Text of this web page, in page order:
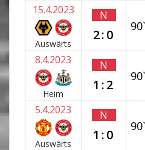
15.4.2023
Auswärts
N
2:0
90`
8.4.2023
Heim
N
1:2
90`
5.4.2023
Auswärts
N
1:0
90`